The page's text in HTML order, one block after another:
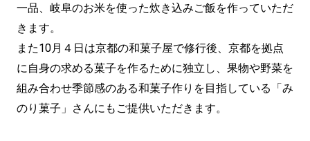
一品、岐阜のお米を使った炊き込みご飯を作っていただ
きます。
また10月４日は京都の和菓子屋で修行後、京都を拠点
に自身の求める菓子を作るために独立し、果物や野菜を
組み合わせ季節感のある和菓子作りを目指している「み
のり菓子」さんにもご提供いただきます。